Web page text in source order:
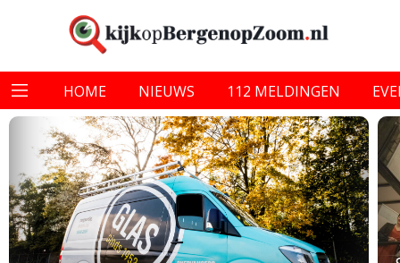
HOME NIEUWS 112 MELDINGEN